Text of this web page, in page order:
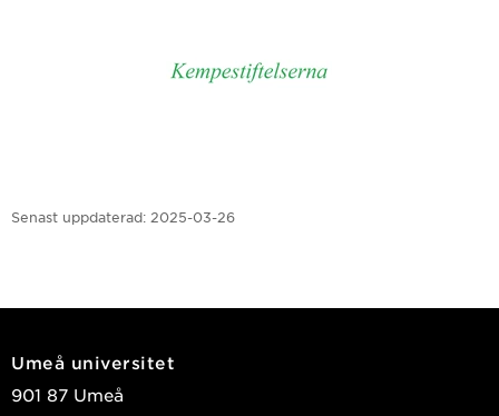
Senast uppdaterad: 2025-03-26
Umeå universitet
901 87 Umeå